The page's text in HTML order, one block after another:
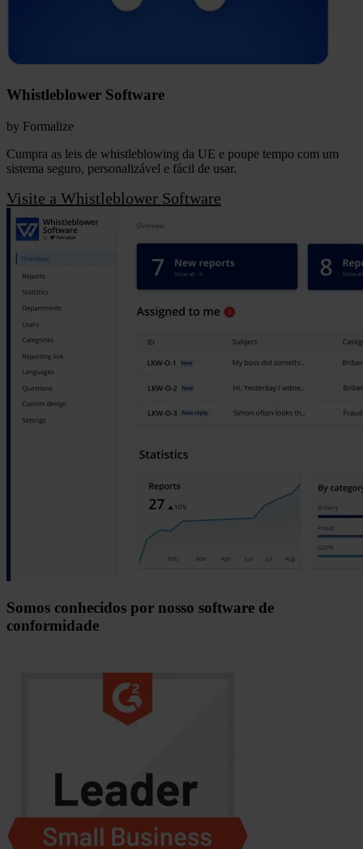
Whistleblower Software
by Formalize
Cumpra as leis de whistleblowing da UE e poupe tempo com um
sistema seguro, personalizável e fácil de usar.
Visite a Whistleblower Software
Somos conhecidos por nosso software de
conformidade